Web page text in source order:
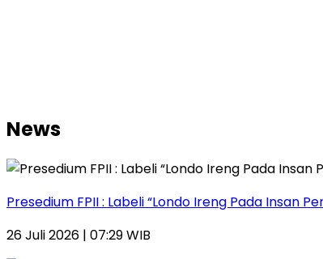
News
Presedium FPII : Labeli “Londo Ireng Pada Insan
26 Juli 2026 | 07:29 WIB